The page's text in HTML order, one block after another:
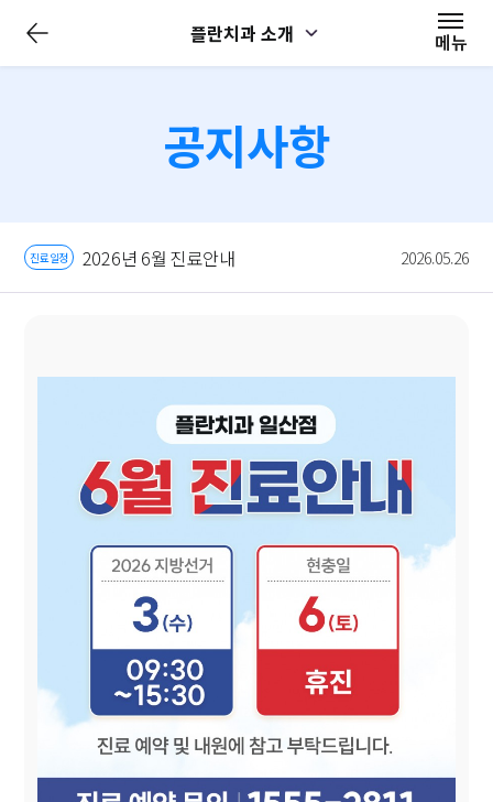
플란치과 소개 메뉴
뉴
공지사항
진료일정 2026년 6월 진료안내 2026.05.26